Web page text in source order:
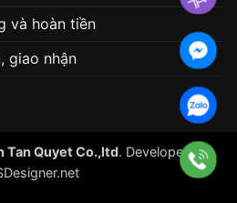
và hoàn tiền
giao nhận
Tan Quyet Co.,ltd. Developed by